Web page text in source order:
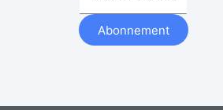
Abonnement